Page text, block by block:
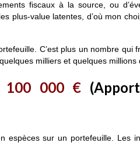
fiscaux à la source, ou
plus-value latentes, d’où mon
C’est plus un nombre qui
milliers et quelques millions
100 000 €
sur un portefeuille. Les